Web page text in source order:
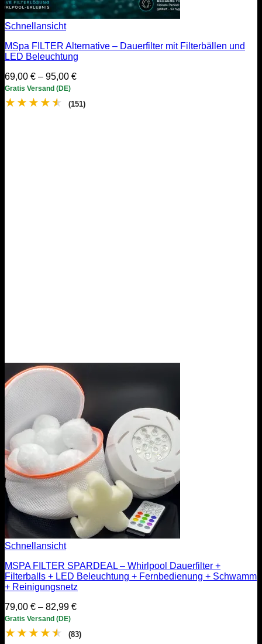
Schnellansicht
MSpa FILTER Alternative – Dauerfilter mit Filterbällen und
LED Beleuchtung
69,00 € – 95,00 €Preisspanne:
95,00 €
Gratis Versand (DE)
★★★★★ (151)
Schnellansicht
MSPA FILTER SPARDEAL – Whirlpool Dauerfilter +
Filterballs + LED Beleuchtung + Fernbedienung + Schwamm
+ Reinigungsnetz
79,00 € – 82,99 €Preisspanne:
82,99 €
Gratis Versand (DE)
★★★★★ (83)